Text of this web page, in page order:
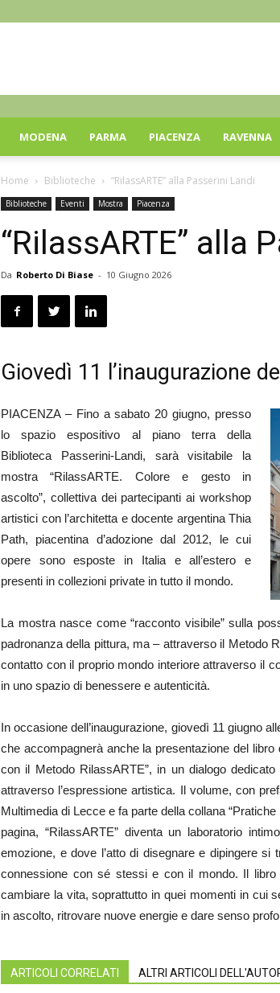
MODENA PARMA PIACENZA RAVENNA
Home Biblioteche “RilassARTE” alla Passerini Landi
Biblioteche Eventi Mostra Piacenza
“RilassARTE” alla
Da Roberto Di Biase - 10 Giugno 2026
Giovedì 11 l’inaugurazione
PIACENZA – Fino a sabato 20 giugno, presso
lo spazio espositivo al piano terra della
Biblioteca Passerini-Landi, sarà visitabile la
mostra “RilassARTE. Colore e gesto in
ascolto”, collettiva dei partecipanti ai workshop
artistici con l’architetta e docente argentina Thia
Path, piacentina d’adozione dal 2012, le cui
opere sono esposte in Italia e all’estero e
presenti in collezioni private in tutto il mondo.
La mostra nasce come “racconto visibile” sulla
padronanza della pittura, ma – attraverso il Metodo
contatto con il proprio mondo interiore attraverso il
in uno spazio di benessere e autenticità.
In occasione dell’inaugurazione, giovedì 11 giugno
che accompagnerà anche la presentazione del
con il Metodo RilassARTE”, in un dialogo
attraverso l’espressione artistica. Il volume, con
Multimedia di Lecce e fa parte della collana
pagina, “RilassARTE” diventa un laboratorio
emozione, e dove l’atto di disegnare e dipingere
connessione con sé stessi e con il mondo. Il libro
cambiare la vita, soprattutto in quei momenti in cui
in ascolto, ritrovare nuove energie e dare senso
ARTICOLI CORRELATI ALTRI ARTICOLI